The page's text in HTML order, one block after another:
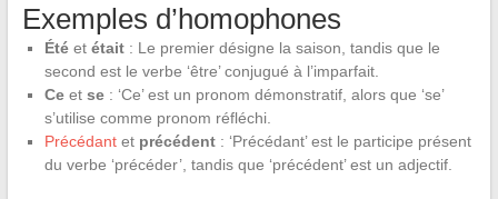
Exemples d’homophones
Étéet était: Le premier désigne la saison, tandis que le
second est le verbe ‘être’ conjugué à l’imparfait.
Ceet se: ‘Ce’ est un pronom démonstratif, alors que ‘se’
s’utilise comme pronom réfléchi.
Précédantet précédent: ‘Précédant’ est le participe présent
du verbe ‘précéder’, tandis que ‘précédent’ est un adjectif.